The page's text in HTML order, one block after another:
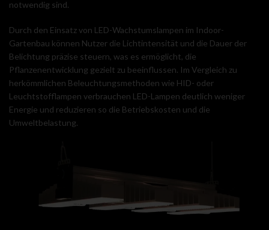
notwendig sind.
Durch den Einsatz von LED-Wachstumslampen im Indoor-
Gartenbau können Nutzer die Lichtintensität und die Dauer der
Belichtung präzise steuern, was es ermöglicht, die
Pflanzenentwicklung gezielt zu beeinflussen. Im Vergleich zu
herkömmlichen Beleuchtungsmethoden wie HID- oder
Leuchtstofflampen verbrauchen LED-Lampen deutlich weniger
Energie und reduzieren so die Betriebskosten und die
Umweltbelastung.